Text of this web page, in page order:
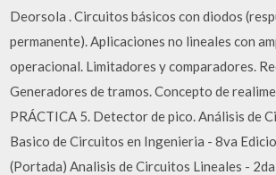
Deorsola . Circuitos básicos con diodos
permanente). Aplicaciones no lineales con
operacional. Limitadores y comparadores.
Generadores de tramos. Concepto de
PRÁCTICA 5. Detector de pico. Análisis de
Basico de Circuitos en Ingenieria - 8va
(Portada) Analisis de Circuitos Lineales -